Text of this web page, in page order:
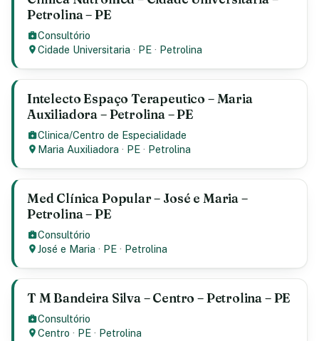
Petrolina – PE
Consultório
Cidade Universitaria · PE · Petrolina
Intelecto Espaço Terapeutico – Maria
Auxiliadora – Petrolina – PE
Clinica/Centro de Especialidade
Maria Auxiliadora · PE · Petrolina
Med Clínica Popular – José e Maria –
Petrolina – PE
Consultório
José e Maria · PE · Petrolina
T M Bandeira Silva – Centro – Petrolina – PE
Consultório
Centro · PE · Petrolina